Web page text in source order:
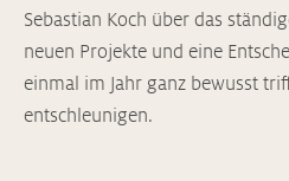
Sebastian Koch über das
neuen Projekte und eine
einmal im Jahr ganz bewusst
entschleunigen.